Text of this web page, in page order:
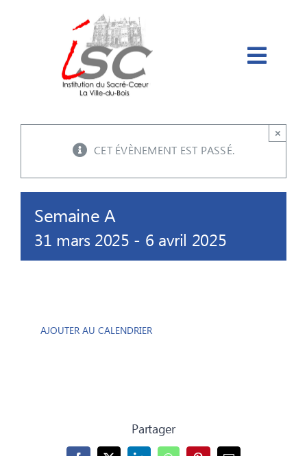
CET ÉVÈNEMENT EST PASSÉ.
×
Semaine A
31 mars 2025 - 6 avril 2025
AJOUTER AU CALENDRIER
Partager